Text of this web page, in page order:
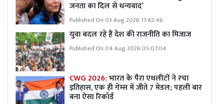
जनता का दिल से धन्यवाद’
Published On 03 Aug 2026 17:42:46
युवा बदल रहे हैं देश की राजनीति का मिजाज
Published On 04 Aug 2026 05:07:04
CWG 2026:भारत के पैरा एथलीटों ने रचा
इतिहास, एक ही गेम्स में जीते 7 मेडल; पहली बार
बना ऐसा रिकॉर्ड